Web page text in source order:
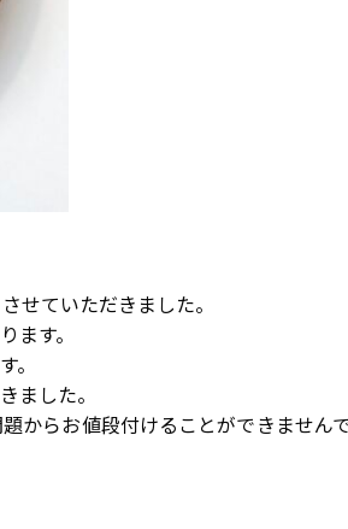
せていただきました。
ます。
。
ました。
からお値段付けることができません